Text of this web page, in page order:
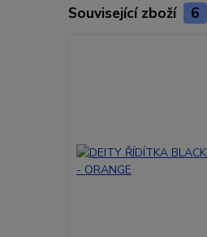
Související zboží 6